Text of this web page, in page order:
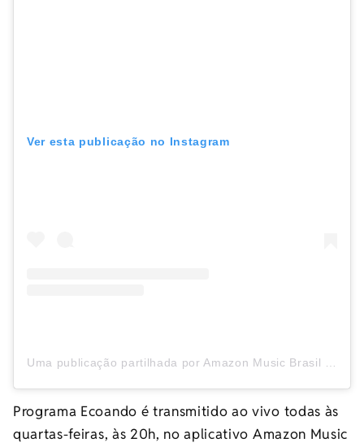
Ver esta publicação no Instagram
Programa Ecoando é transmitido ao vivo todas às
quartas-feiras, às 20h, no aplicativo Amazon Music